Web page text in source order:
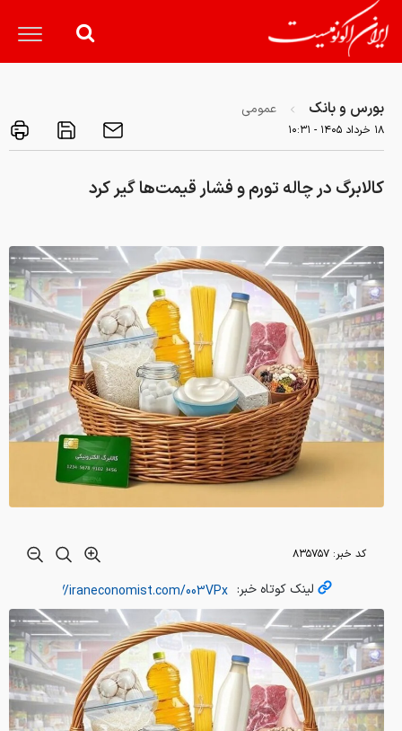
بورس و بانک عمومی
۱۸ خرداد ۱۴۰۵ - ۱۰:۳۱
کالابرگ در چاله تورم و فشار قیمت‌ها گیر کرد
کد خبر: ۸۳۵۷۵۷
لینک کوتاه خبر: